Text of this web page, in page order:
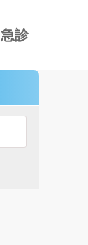
急診